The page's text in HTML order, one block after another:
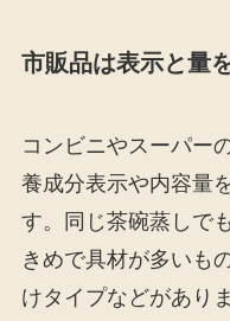
市販品は表示と量
コンビニやスーパー
養成分表示や内容量
す。同じ茶碗蒸しで
きめで具材が多いも
けタイプなどがあり